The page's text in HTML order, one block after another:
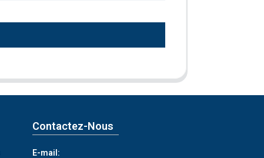
Contactez-Nous
E-mail: